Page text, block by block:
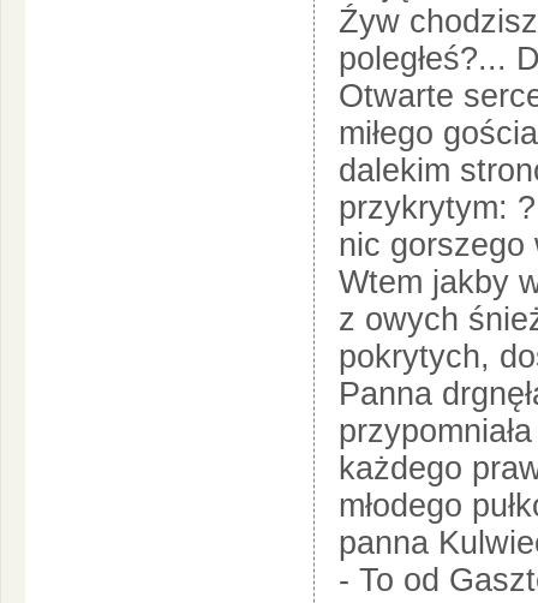
Źyw
poległeś?...
Otwarte
miłego
dalekim
przykrytym:
nic gorszego
Wtem jakby
z owych
pokrytych,
Panna
każdego
młodego
panna
- To od